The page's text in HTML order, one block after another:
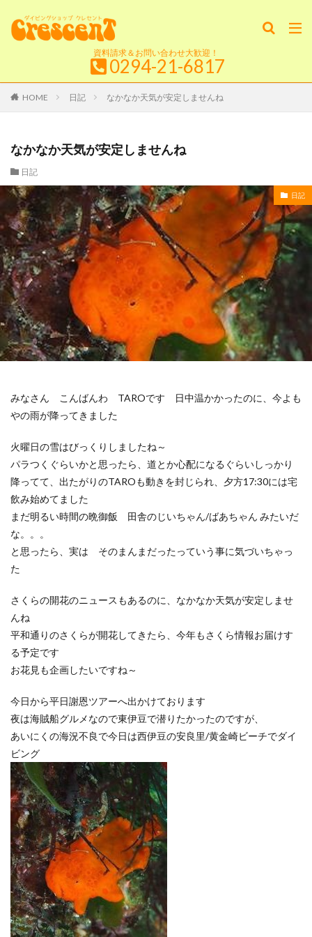
資料請求＆お問い合わせ大歓迎！
0294-21-6817
HOME 日記 なかなか天気が安定しませんね
なかなか天気が安定しませんね
日記
日記
みなさん こんばんわ TAROです 日中温かかったのに、今よも
やの雨が降ってきました
火曜日の雪はびっくりしましたね～
パラつくぐらいかと思ったら、道とか心配になるぐらいしっかり
降ってて、出たがりのTAROも動きを封じられ、夕方17:30には宅
飲み始めてました
まだ明るい時間の晩御飯 田舎のじいちゃん/ばあちゃん みたいだ
な。。。
と思ったら、実は そのまんまだったっていう事に気づいちゃっ
た
さくらの開花のニュースもあるのに、なかなか天気が安定しませ
んね
平和通りのさくらが開花してきたら、今年もさくら情報お届けす
る予定です
お花見も企画したいですね～
今日から平日謝恩ツアーへ出かけております
夜は海賊船グルメなので東伊豆で潜りたかったのですが、
あいにくの海況不良で今日は西伊豆の安良里/黄金崎ビーチでダイ
ビング